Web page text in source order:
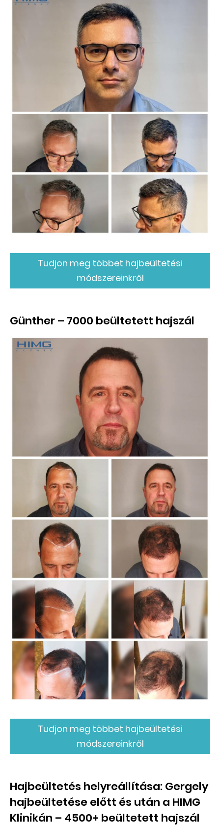
Tudjon meg többet hajbeültetési
módszereinkről
Günther – 7000 beültetett hajszál
Tudjon meg többet hajbeültetési
módszereinkről
Hajbeültetés helyreállítása: Gergely
hajbeültetése előtt és után a HIMG
Klinikán – 4500+ beültetett hajszál